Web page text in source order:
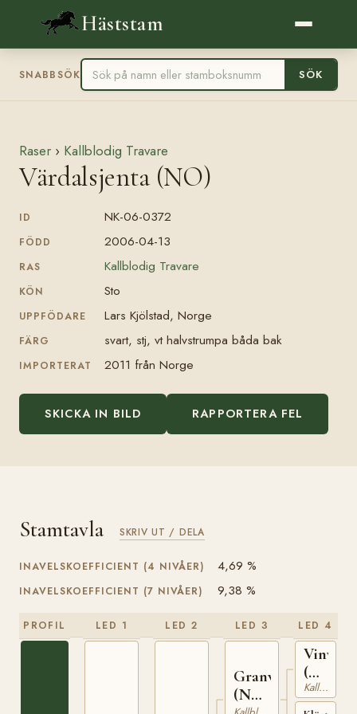
Häststam
SNABBSÖK SÖK
Raser › Kallblodig Travare
Värdalsjenta (NO)
ID NK-06-0372
FÖDD 2006-04-13
RAS Kallblodig Travare
KÖN Sto
UPPFÖDARE Lars Kjölstad, Norge
FÄRG svart, stj, vt halvstrumpa båda bak
IMPORTERAT 2011 från Norge
SKICKA IN BILD RAPPORTERA FEL
Stamtavla SKRIV UT / DELA
INAVELSKOEFFICIENT (4 NIVÅER) 4,69 %
INAVELSKOEFFICIENT (7 NIVÅER) 9,38 %
PROFIL LED 1 LED 2 LED 3
Granvar
(NO)
LED 4
Vinvar
(NO)
T-
230
Kallblodig Travare